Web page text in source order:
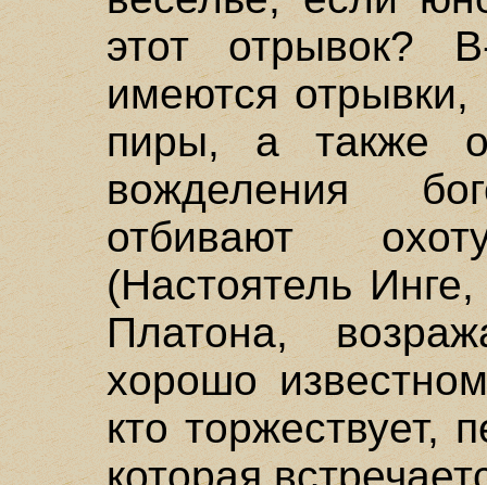
этот отрывок?
имеются
пиры, а также
вожделения
отбивают
(Настоятель
Платона,
хорошо
кто торжествует,
которая